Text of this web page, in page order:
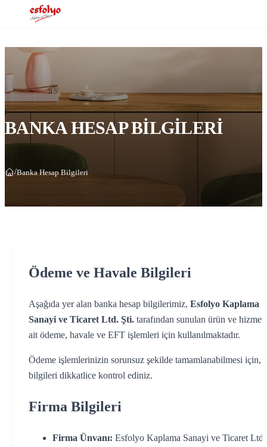
BANKA HESAP BILGILERI
/Banka Hesap Bilgileri
Ödeme ve Havale Bilgileri
Aşağıda yer alan banka hesap bilgilerimiz, Esfolyo Kaplama
Sanayi ve Ticaret Ltd. Şti. tarafından sunulan ürün ve
ait ödeme, havale ve EFT işlemleri için kullanılmaktadır.
Ödeme işlemlerinizin sorunsuz şekilde tamamlanabilmesi için,
bilgileri dikkatlice kontrol ediniz.
Firma Bilgileri
Firma Ünvanı: Esfolyo Kaplama Sanayi ve Ticaret